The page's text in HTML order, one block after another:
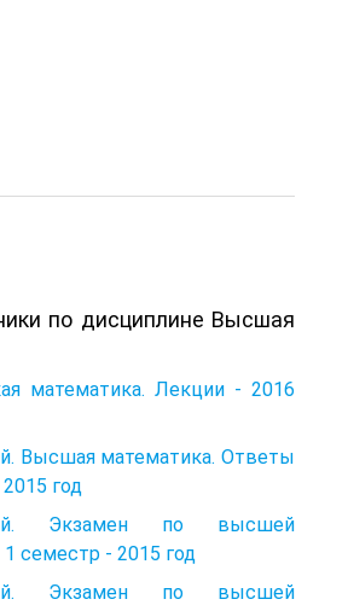
по дисциплине Высшая
математика. Лекции - 2016
Высшая математика. Ответы
год
Экзамен по высшей
семестр - 2015 год
Экзамен по высшей